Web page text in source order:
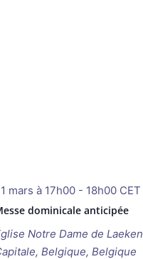
dominicale anticipée
mars à 17h00- 18h00 CET
Notre Dame de Laeken
Belgique, Belgique